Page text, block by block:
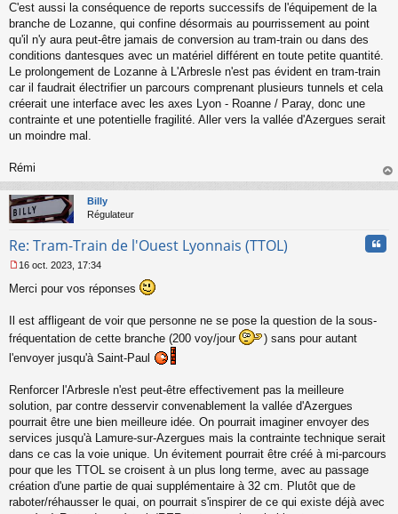
u
C'est aussi la conséquence de reports successifs de l'équipement de la
branche de Lozanne, qui confine désormais au pourrissement au point
qu'il n'y aura peut-être jamais de conversion au tram-train ou dans des
conditions dantesques avec un matériel différent en toute petite quantité.
Le prolongement de Lozanne à L'Arbresle n'est pas évident en tram-train
car il faudrait électrifier un parcours comprenant plusieurs tunnels et cela
créerait une interface avec les axes Lyon - Roanne / Paray, donc une
contrainte et une potentielle fragilité. Aller vers la vallée d'Azergues serait
un moindre mal.
Rémi
au
Billy
Régulateur
Re: Tram-Train de l'Ouest Lyonnais (TTOL)
e
a
g
e
n
l
u
16 oct. 2023, 17:34
Merci pour vos réponses
Il est affligeant de voir que personne ne se pose la question de la sous-
fréquentation de cette branche (200 voy/jour
) sans pour autant
l'envoyer jusqu'à Saint-Paul
Renforcer l'Arbresle n'est peut-être effectivement pas la meilleure
solution, par contre desservir convenablement la vallée d'Azergues
pourrait être une bien meilleure idée. On pourrait imaginer envoyer des
services jusqu'à Lamure-sur-Azergues mais la contrainte technique serait
dans ce cas la voie unique. Un évitement pourrait être créé à mi-parcours
pour que les TTOL se croisent à un plus long terme, avec au passage
création d'une partie de quai supplémentaire à 32 cm. Plutôt que de
raboter/réhausser le quai, on pourrait s'inspirer de ce qui existe déjà avec